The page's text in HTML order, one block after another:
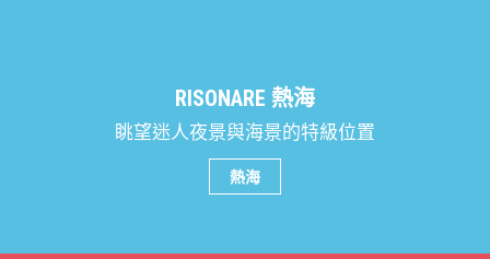
RISONARE 熱海
眺望迷人夜景與海景的特級位置
熱海